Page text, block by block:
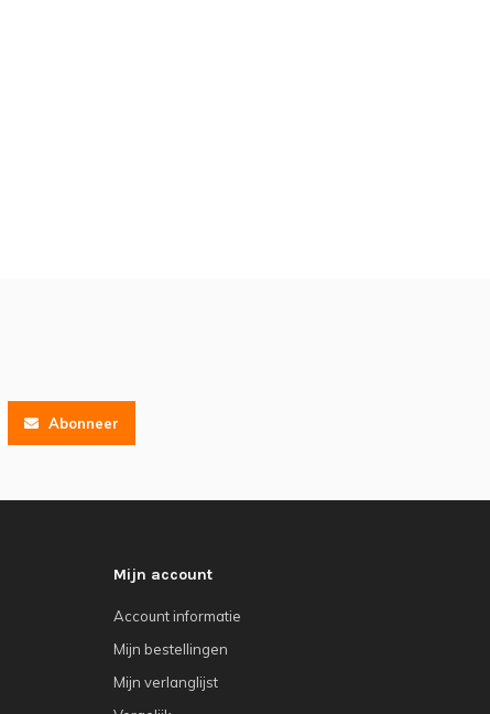
Abonneer
Mijn account
Account informatie
Mijn bestellingen
Mijn verlanglijst